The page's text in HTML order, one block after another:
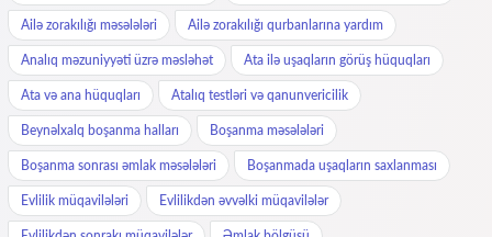
Ailə zorakılığı məsələləri Ailə zorakılığı qurbanlarına yardım
Analıq məzuniyyəti üzrə məsləhət Ata ilə uşaqların görüş hüquqları
Ata və ana hüquqları Atalıq testləri və qanunvericilik
Beynəlxalq boşanma halları Boşanma məsələləri
Boşanma sonrası əmlak məsələləri Boşanmada uşaqların saxlanması
Evlilik müqavilələri Evlilikdən əvvəlki müqavilələr